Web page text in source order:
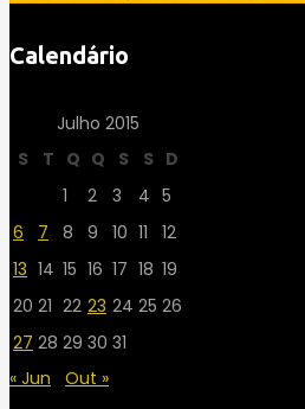
Calendário
Julho 2015
S
T Q Q S S D
1
2 3 4 5
6
7 8 9 10 11
12
13 14 15 16 17 18 19
20 21 22 23 24 25 26
27 28 29 30 31
« Jun
Out »